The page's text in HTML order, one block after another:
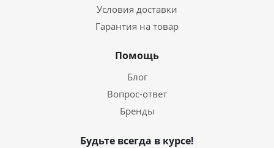
Условия доставки
Гарантия на товар
Помощь
Блог
Вопрос-ответ
Бренды
Будьте всегда в курсе!